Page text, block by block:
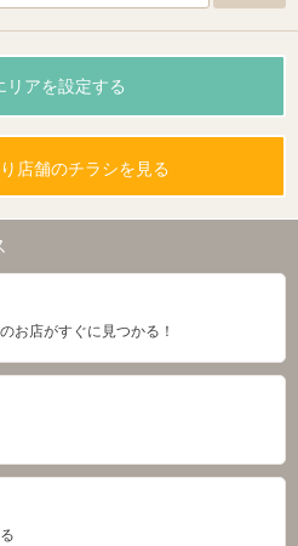
リアを設定する
店舗のチラシを見る
お店がすぐに見つかる！